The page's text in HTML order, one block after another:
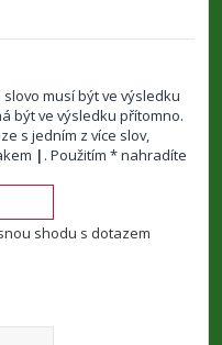
musí být ve výsledku
být ve výsledku přítomno.
s jedním z více slov,
| . Použitím * nahradíte
shodu s dotazem